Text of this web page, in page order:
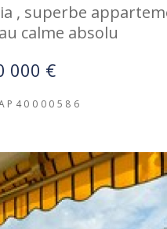
, superbe
calme absolu
000 €